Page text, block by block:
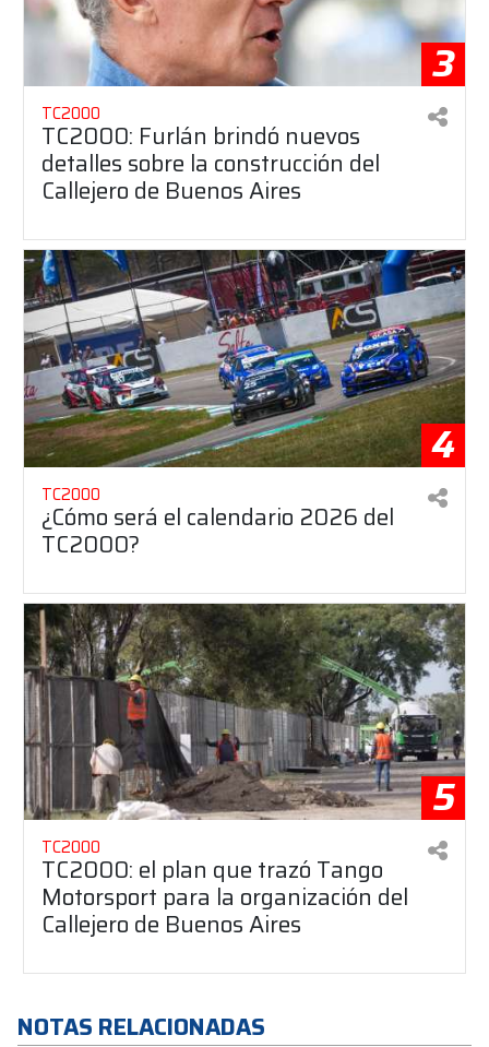
3
TC2000
TC2000: Furlán brindó nuevos
detalles sobre la construcción del
Callejero de Buenos Aires
4
TC2000
¿Cómo será el calendario 2026 del
TC2000?
5
TC2000
TC2000: el plan que trazó Tango
Motorsport para la organización del
Callejero de Buenos Aires
NOTAS RELACIONADAS